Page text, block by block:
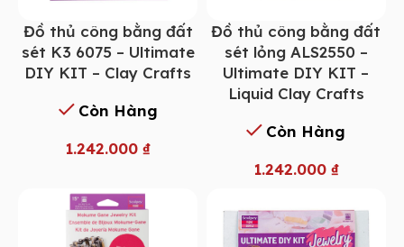
Đồ thủ công bằng đất
sét K3 6075 – Ultimate
DIY KIT – Clay Crafts
Còn Hàng
1.242.000 ₫
Đồ thủ công bằng đất
sét lỏng ALS2550 –
Ultimate DIY KIT –
Liquid Clay Crafts
Còn Hàng
1.242.000 ₫